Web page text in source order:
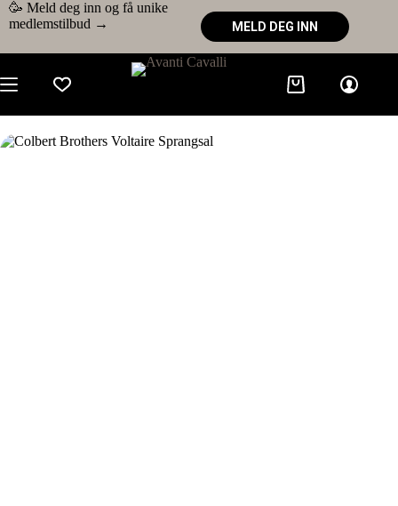
🥳 Meld deg inn og få unike
medlemstilbud →
MELD DEG INN